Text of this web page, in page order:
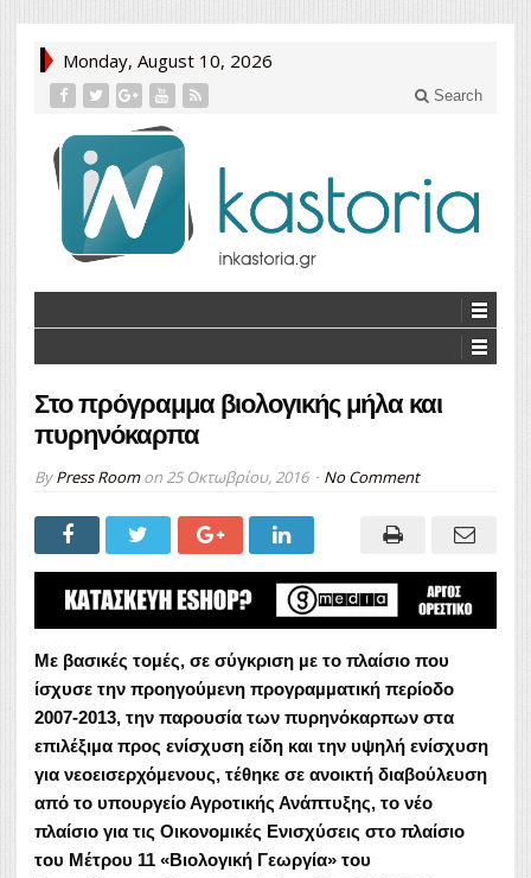
Monday, August 10, 2026
Search
Στο πρόγραμμα βιολογικής μήλα και
πυρηνόκαρπα
ByPress Roomon 25 Οκτωβρίου, 2016 No Comment
Με βασικές τοµές, σε σύγκριση µε το πλαίσιο που
ίσχυσε την προηγούµενη προγραµµατική περίοδο
2007-2013, την παρουσία των πυρηνόκαρπων στα
επιλέξιµα προς ενίσχυση είδη και την υψηλή ενίσχυση
για νεοεισερχόµενους, τέθηκε σε ανοικτή διαβούλευση
από το υπουργείο Αγροτικής Ανάπτυξης, το νέο
πλαίσιο για τις Οικονοµικές Ενισχύσεις στο πλαίσιο
του Μέτρου 11 «Βιολογική Γεωργία» του